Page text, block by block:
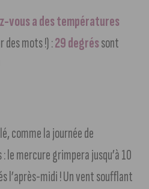
vous a des températures
des mots !) :29 degréssont
comme la journée de
le mercure grimpera jusqu’à 10
l’après-midi ! Un vent soufflant